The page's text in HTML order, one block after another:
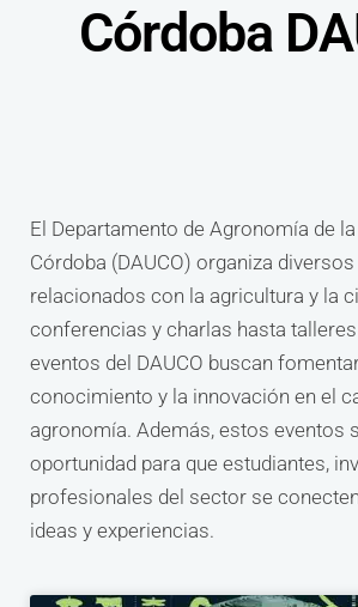
Córdoba
El Departamento de Agronomía de
Córdoba (DAUCO) organiza
relacionados con la agricultura y la
conferencias y charlas hasta
eventos del DAUCO buscan
conocimiento y la innovación en el
agronomía. Además, estos eventos
oportunidad para que estudiantes,
profesionales del sector se
ideas y experiencias.